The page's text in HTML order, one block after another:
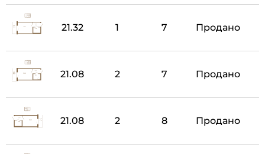
21.32 1 7 Продано
21.08 2 7 Продано
21.08 2 8 Продано